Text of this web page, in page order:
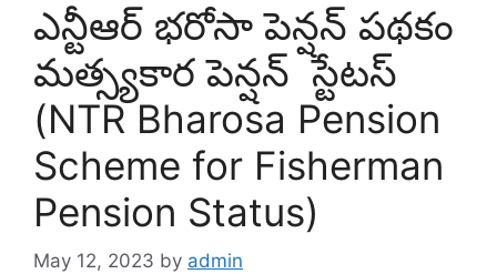
ఎన్టీఆర్ భరోసా పెన్షన్ పథకం
మత్స్యకార పెన్షన్ స్టేటస్
(NTR Bharosa Pension
Scheme for Fisherman
Pension Status)
May 12, 2023 by admin